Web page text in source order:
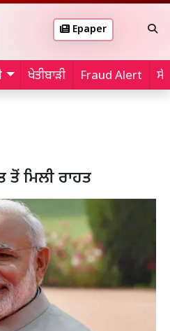
Epaper
ਖੇਤੀਬਾੜੀ Fraud Alert
ਤੋਂ ਮਿਲੀ ਰਾਹਤ